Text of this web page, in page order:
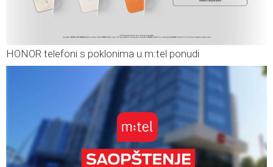
HONOR telefoni s poklonima u m:tel ponudi